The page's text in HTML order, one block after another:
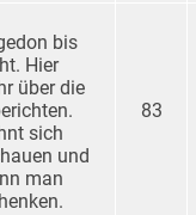
bis
Hier
über die
sich
und
man
83